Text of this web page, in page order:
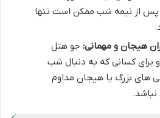
پس از نیمه شب ممکن است تنها
هیجان و مهمانی: جو هتل
برای کسانی که به دنبال شب
های بزرگ یا هیجان مداوم